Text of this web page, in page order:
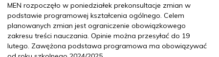
MEN rozpoczęło w poniedziałek prekonsultacje zmian w
podstawie programowej kształcenia ogólnego. Celem
planowanych zmian jest ograniczenie obowiązkowego
zakresu treści nauczania. Opinie można przesyłać do 19
lutego. Zawężona podstawa programowa ma obowiązywać